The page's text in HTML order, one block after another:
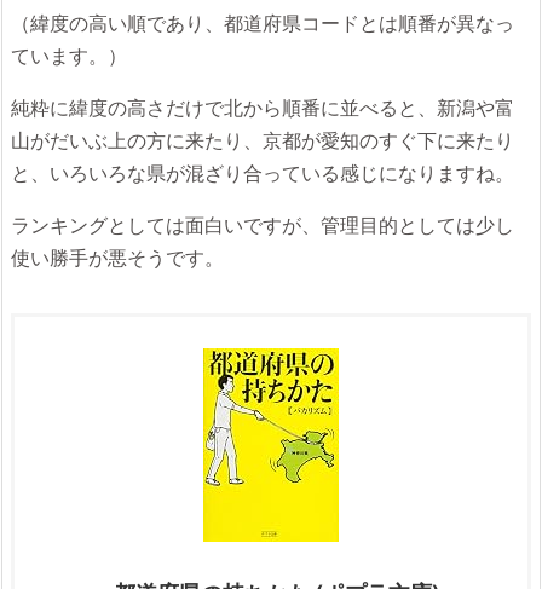
（緯度の高い順であり、都道府県コードとは順番が異なっ
ています。）
純粋に緯度の高さだけで北から順番に並べると、新潟や富
山がだいぶ上の方に来たり、京都が愛知のすぐ下に来たり
と、いろいろな県が混ざり合っている感じになりますね。
ランキングとしては面白いですが、管理目的としては少し
使い勝手が悪そうです。